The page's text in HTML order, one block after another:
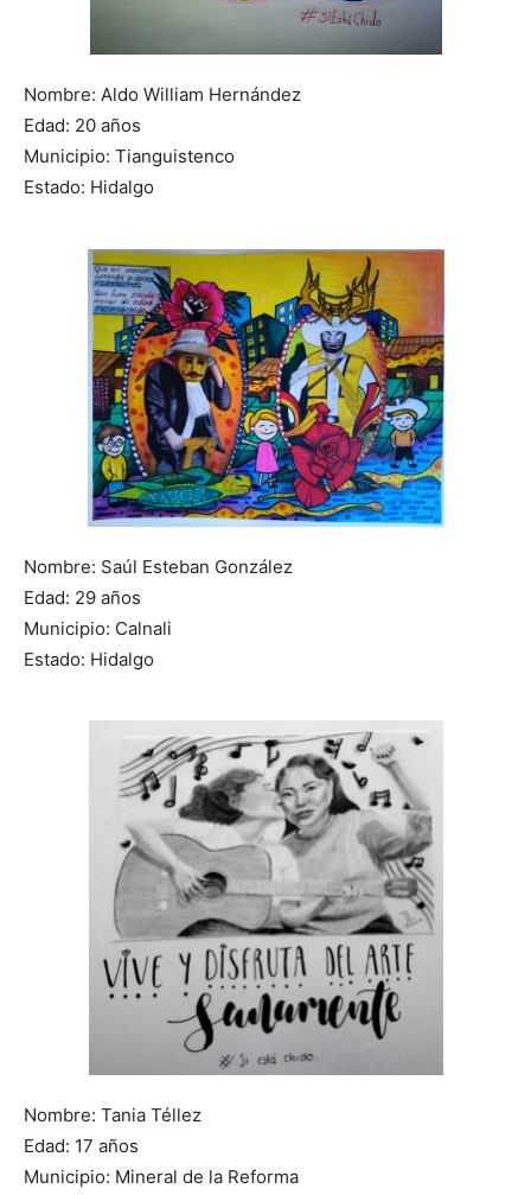
Nombre: Aldo William Hernández
Edad: 20 años
Municipio: Tianguistenco
Estado: Hidalgo
Nombre: Saúl Esteban González
Edad: 29 años
Municipio: Calnali
Estado: Hidalgo
Nombre: Tania Téllez
Edad: 17 años
Municipio: Mineral de la Reforma